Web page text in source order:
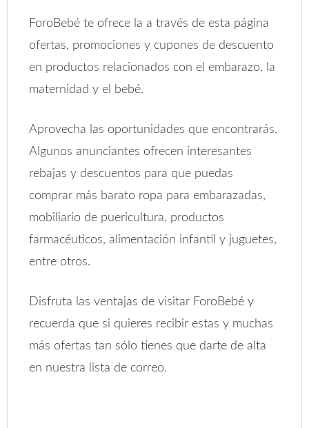
ForoBebé te ofrece la a través de esta página
ofertas, promociones y cupones de descuento
en productos relacionados con el embarazo, la
maternidad y el bebé.
Aprovecha las oportunidades que encontrarás.
Algunos anunciantes ofrecen interesantes
rebajas y descuentos para que puedas
comprar más barato ropa para embarazadas,
mobiliario de puericultura, productos
farmacéuticos, alimentación infantil y juguetes,
entre otros.
Disfruta las ventajas de visitar ForoBebé y
recuerda que si quieres recibir estas y muchas
más ofertas tan sólo tienes que darte de alta
en nuestra lista de correo.